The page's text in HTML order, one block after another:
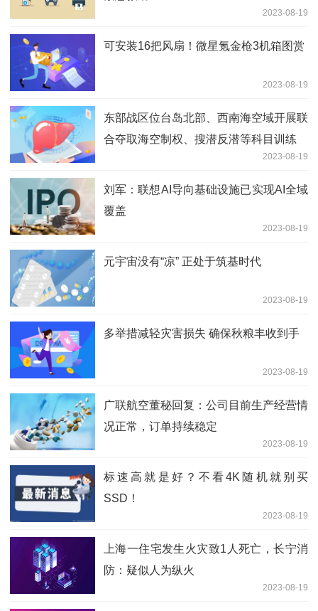
2023-08-19
可安装16把风扇！微星氪金枪3机箱图赏
2023-08-19
东部战区位台岛北部、西南海空域开展联
合夺取海空制权、搜潜反潜等科目训练
2023-08-19
刘军：联想AI导向基础设施已实现AI全域
覆盖
2023-08-19
元宇宙没有“凉” 正处于筑基时代
2023-08-19
多举措减轻灾害损失 确保秋粮丰收到手
2023-08-19
广联航空董秘回复：公司目前生产经营情
况正常，订单持续稳定
2023-08-19
标速高就是好？不看4K随机就别买
SSD！
2023-08-19
上海一住宅发生火灾致1人死亡，长宁消
防：疑似人为纵火
2023-08-19